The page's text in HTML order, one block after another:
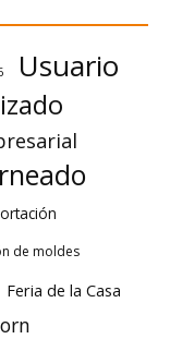
Usuario
de moldes
Feria de la Casa